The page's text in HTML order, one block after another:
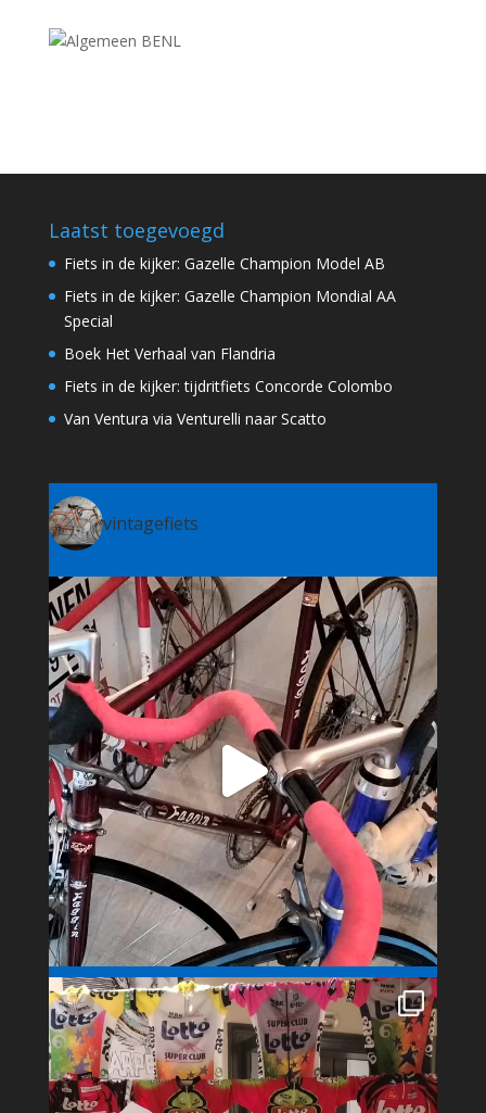
Laatst toegevoegd
Fiets in de kijker: Gazelle Champion Model AB
Fiets in de kijker: Gazelle Champion Mondial AA
Special
Boek Het Verhaal van Flandria
Fiets in de kijker: tijdritfiets Concorde Colombo
Van Ventura via Venturelli naar Scatto
vintagefiets